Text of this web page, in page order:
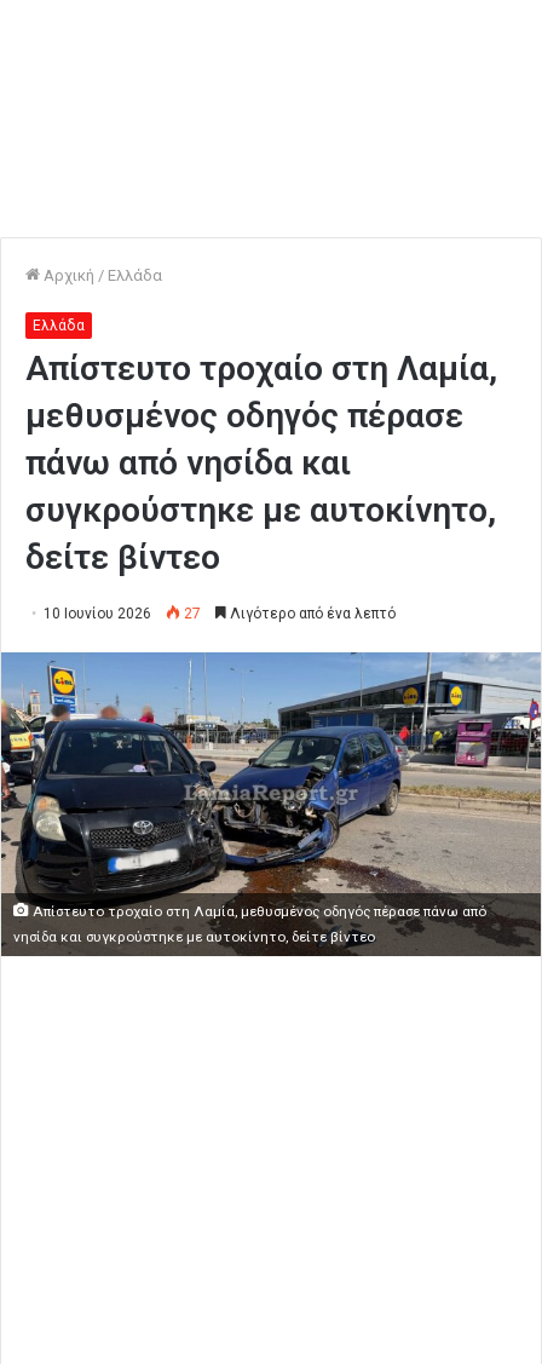
Αρχική / Ελλάδα
Ελλάδα
Απίστευτο τροχαίο στη Λαμία,
μεθυσμένος οδηγός πέρασε
πάνω από νησίδα και
συγκρούστηκε με αυτοκίνητο,
δείτε βίντεο
10 Ιουνίου 2026 27 Λιγότερο από ένα λεπτό
Απίστευτο τροχαίο στη Λαμία, μεθυσμένος οδηγός πέρασε πάνω από
νησίδα και συγκρούστηκε με αυτοκίνητο, δείτε βίντεο